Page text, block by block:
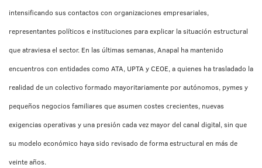
intensificando sus contactos con organizaciones empresariales,
representantes políticos e instituciones para explicar la situación estructural
que atraviesa el sector. En las últimas semanas, Anapal ha mantenido
encuentros con entidades como ATA, UPTA y CEOE, a quienes ha trasladado la
realidad de un colectivo formado mayoritariamente por autónomos, pymes y
pequeños negocios familiares que asumen costes crecientes, nuevas
exigencias operativas y una presión cada vez mayor del canal digital, sin que
su modelo económico haya sido revisado de forma estructural en más de
veinte años.